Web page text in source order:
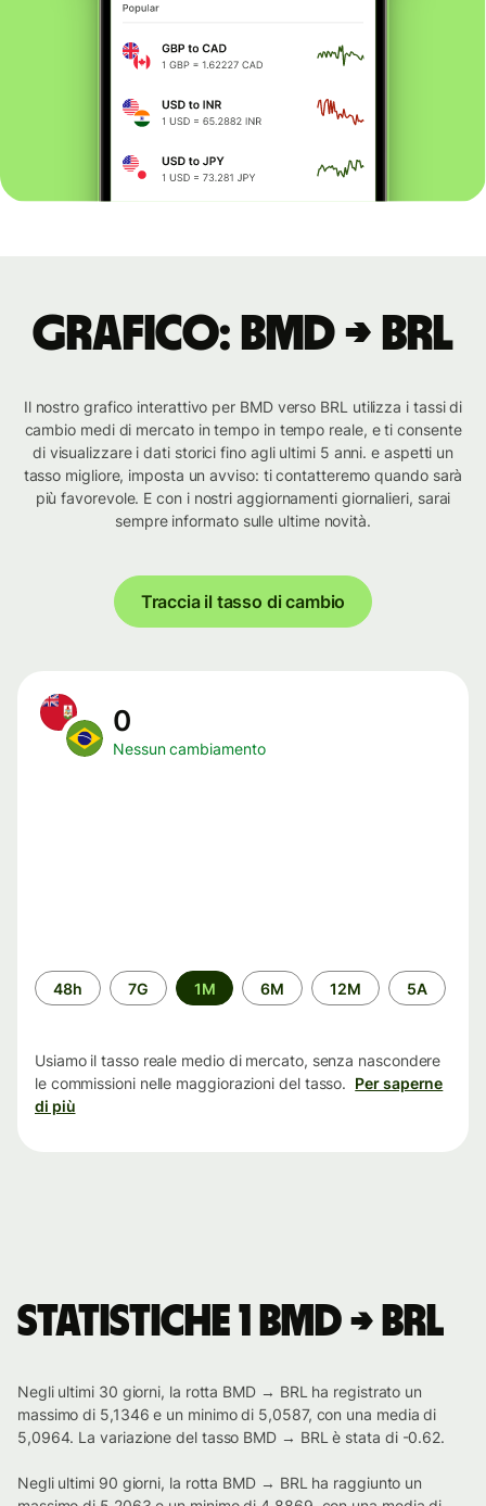
Grafico: BMD → BRL
Il nostro grafico interattivo per BMD verso BRL utilizza i tassi di
cambio medi di mercato in tempo in tempo reale, e ti consente
di visualizzare i dati storici fino agli ultimi 5 anni. e aspetti un
tasso migliore, imposta un avviso: ti contatteremo quando sarà
più favorevole. E con i nostri aggiornamenti giornalieri, sarai
sempre informato sulle ultime novità.
Traccia il tasso di cambio
0
Nessun cambiamento
Periodo
di
48h 7G 1M 6M 12M 5A
Usiamo il tasso reale medio di mercato, senza nascondere
le commissioni nelle maggiorazioni del tasso. Per saperne
di più
Statistiche 1 BMD → BRL
Negli ultimi 30 giorni, la rotta BMD → BRL ha registrato un
massimo di 5,1346 e un minimo di 5,0587, con una media di
5,0964. La variazione del tasso BMD → BRL è stata di -0.62.
Negli ultimi 90 giorni, la rotta BMD → BRL ha raggiunto un